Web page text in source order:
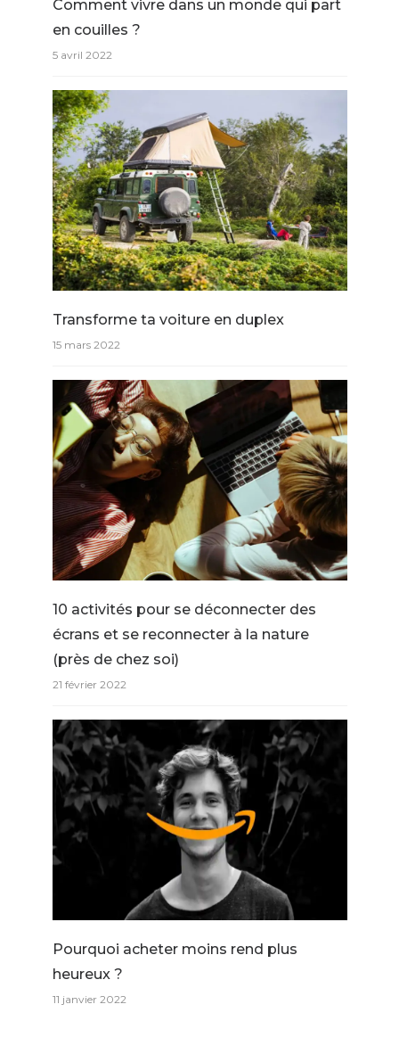
Comment vivre dans un monde qui part
en couilles ?
5 avril 2022
Transforme ta voiture en duplex
15 mars 2022
10 activités pour se déconnecter des
écrans et se reconnecter à la nature
(près de chez soi)
21 février 2022
Pourquoi acheter moins rend plus
heureux ?
11 janvier 2022